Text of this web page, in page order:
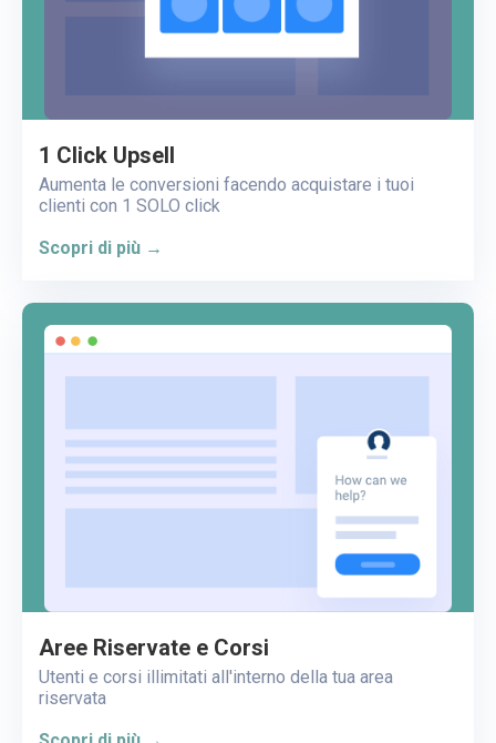
1 Click Upsell
Aumenta le conversioni facendo acquistare i tuoi
clienti con 1 SOLO click
Scopri di più →
Aree Riservate e Corsi
Utenti e corsi illimitati all'interno della tua area
riservata